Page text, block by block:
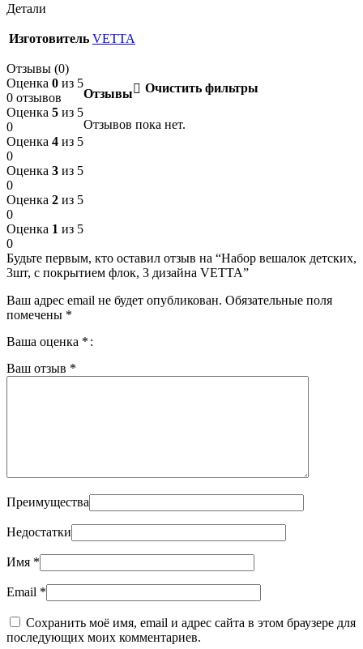
Детали
Изготовитель VETTA
Отзывы (0)
Оценка 0 из 5
0 отзывов
Оценка 5 из 5
0
Оценка 4 из 5
0
Оценка 3 из 5
0
Оценка 2 из 5
0
Оценка 1 из 5
0
Отзывы Очистить фильтры
Отзывов пока нет.
Будьте первым, кто оставил отзыв на “Набор вешалок детских,
3шт, с покрытием флок, 3 дизайна VETTA”
Ваш адрес email не будет опубликован. Обязательные поля
помечены *
Ваша оценка *
Ваш отзыв *
Преимущества
Недостатки
Имя *
Email *
Сохранить моё имя, email и адрес сайта в этом браузере для
последующих моих комментариев.